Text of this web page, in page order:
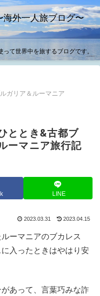
外一人旅ブログ〜
て世界中を旅するブログです。
ガリア＆ルーマニア
ととき&古都ブ
ーマニア旅行記
LINE
2023.03.31 2023.04.15
ーマニアのブカレス
入ったときはやはり安
あって、言葉巧みな詐